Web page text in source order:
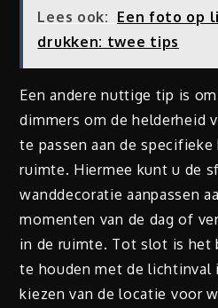
Lees ook: Een foto op
drukken: twee tips
Een andere nuttige tip is
dimmers om de helderheid
te passen aan de
ruimte. Hiermee kunt u de
wanddecoratie aanpassen
momenten van de dag of
in de ruimte. Tot slot is het
te houden met de lichtinval
kiezen van de locatie voor